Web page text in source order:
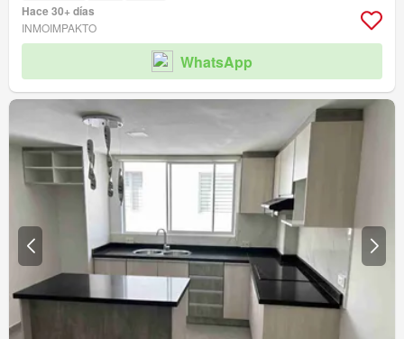
Hace 30+ días
INMOIMPAKTO
WhatsApp